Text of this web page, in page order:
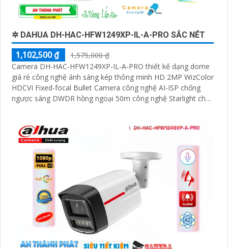
✲ DAHUA DH-HAC-HFW1249XP-IL-A-PRO SẮC NÉT
1,102,500 ₫
1,575,000 ₫
Camera DH-HAC-HFW1249XP-IL-A-PRO thiết kế dạng dome
giá rẻ công nghệ ánh sáng kép thông minh HD 2MP WizColor
HDCVI Fixed-focal Bullet Camera công nghệ AI-ISP chống
ngược sáng DWDR hồng ngoại 50m công nghệ Starlight cho